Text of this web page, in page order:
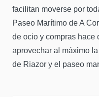
facilitan moverse por
Paseo Marítimo de A
de ocio y compras hace
aprovechar al máximo
de Riazor y el paseo